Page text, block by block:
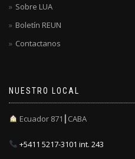
Sobre LUA
Boletín REUN
Contactanos
NUESTRO LOCAL
Ecuador 871┃CABA
+5411 5217-3101 int. 243